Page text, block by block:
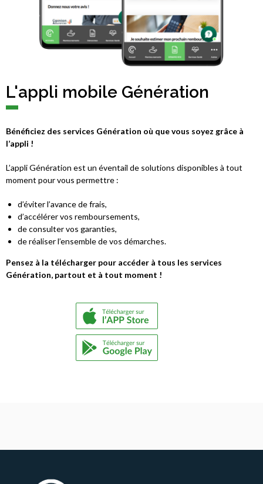
L'appli mobile Génération
Bénéficiez des services Génération où que vous soyez grâce à
l’appli !
L’appli Génération est un éventail de solutions disponibles à tout
moment pour vous permettre :
d’éviter l’avance de frais,
d’accélérer vos remboursements,
de consulter vos garanties,
de réaliser l’ensemble de vos démarches.
Pensez à la télécharger pour accéder à tous les services
Génération, partout et à tout moment !